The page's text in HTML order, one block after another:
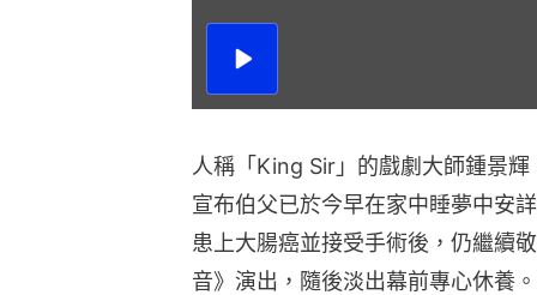
播
人稱「King Sir」的戲劇大師鍾景
宣布伯父已於今早在家中睡夢中安
患上大腸癌並接受手術後，仍繼續
音》演出，隨後淡出幕前專心休養。